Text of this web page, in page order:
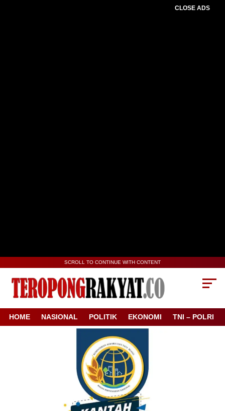
CLOSE ADS
SCROLL TO CONTINUE WITH CONTENT
HOME NASIONAL POLITIK EKONOMI TNI – POLRI